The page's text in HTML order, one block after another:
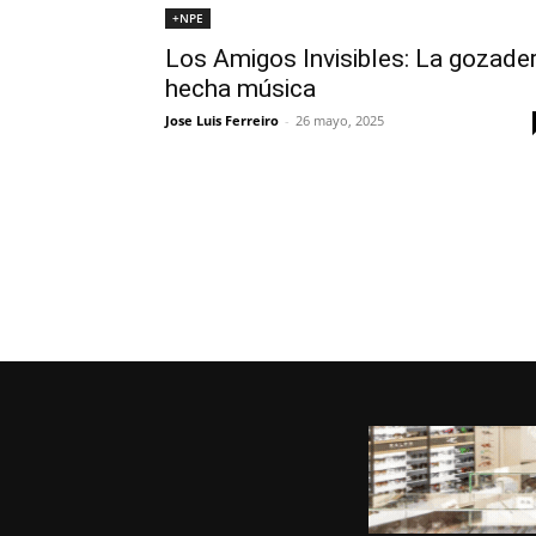
+NPE
Los Amigos Invisibles: La
hecha música
Jose Luis Ferreiro - 26 mayo, 2025